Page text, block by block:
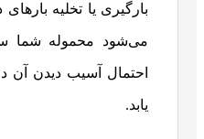
بارگیری یا تخلیه
می‌شود محموله شما
احتمال آسیب دیدن
یابد.